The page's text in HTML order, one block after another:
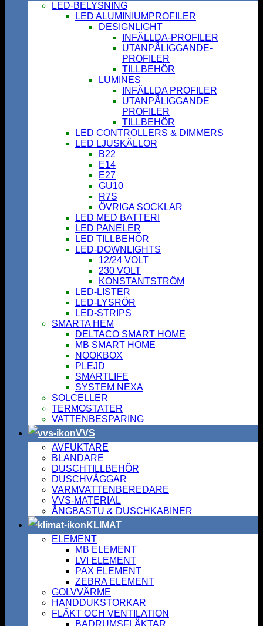
LED-BELYSNING
LED ALUMINIUMPROFILER
DESIGNLIGHT
INFÄLLDA-PROFILER
UTANPÅLIGGANDE-
PROFILER
TILLBEHÖR
LUMINES
INFÄLLDA PROFILER
UTANPÅLIGGANDE
PROFILER
TILLBEHÖR
LED CONTROLLERS & DIMMERS
LED LJUSKÄLLOR
B22
E14
E27
GU10
R7S
ÖVRIGA SOCKLAR
LED MED BATTERI
LED PANELER
LED TILLBEHÖR
LED-DOWNLIGHTS
12/24 VOLT
230 VOLT
KONSTANTSTRÖM
LED-LISTER
LED-LYSRÖR
LED-STRIPS
SMARTA HEM
DELTACO SMART HOME
MB SMART HOME
NOOKBOX
PLEJD
SMARTLIFE
SYSTEM NEXA
SOLCELLER
TERMOSTATER
VATTENBESPARING
VVS
AVFUKTARE
BLANDARE
DUSCHTILLBEHÖR
DUSCHVÄGGAR
VARMVATTENBEREDARE
VVS-MATERIAL
ÅNGBASTU & DUSCHKABINER
KLIMAT
ELEMENT
MB ELEMENT
LVI ELEMENT
PAX ELEMENT
ZEBRA ELEMENT
GOLVVÄRME
HANDDUKSTORKAR
FLÄKT OCH VENTILATION
BADRUMSFLÄKTAR